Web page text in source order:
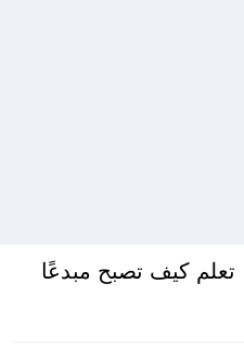
تعلم كيف تصبح مبدعًا